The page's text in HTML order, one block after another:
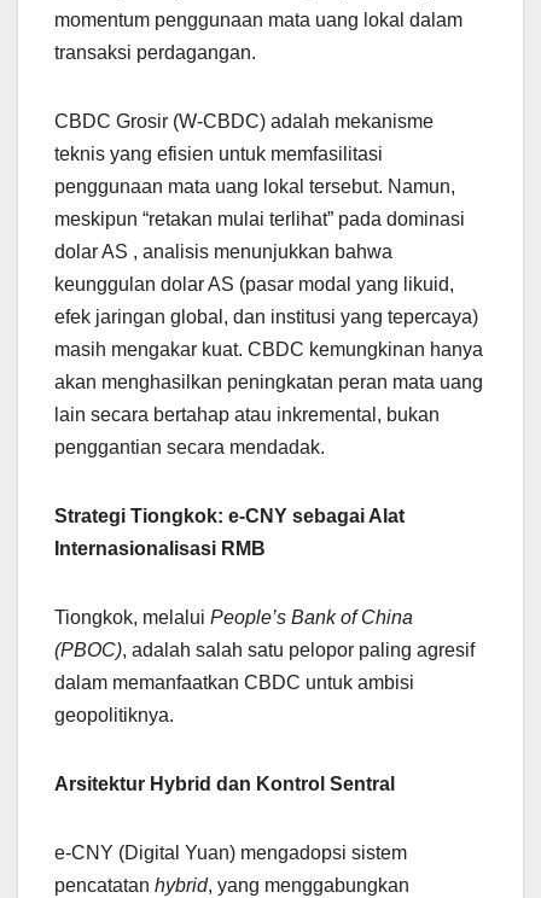
momentum penggunaan mata uang lokal dalam
transaksi perdagangan.
CBDC Grosir (W-CBDC) adalah mekanisme
teknis yang efisien untuk memfasilitasi
penggunaan mata uang lokal tersebut. Namun,
meskipun “retakan mulai terlihat” pada dominasi
dolar AS , analisis menunjukkan bahwa
keunggulan dolar AS (pasar modal yang likuid,
efek jaringan global, dan institusi yang tepercaya)
masih mengakar kuat. CBDC kemungkinan hanya
akan menghasilkan peningkatan peran mata uang
lain secara bertahap atau inkremental, bukan
penggantian secara mendadak.
Strategi Tiongkok: e-CNY sebagai Alat
Internasionalisasi RMB
Tiongkok, melalui People’s Bank of China
(PBOC), adalah salah satu pelopor paling agresif
dalam memanfaatkan CBDC untuk ambisi
geopolitiknya.
Arsitektur Hybrid dan Kontrol Sentral
e-CNY (Digital Yuan) mengadopsi sistem
pencatatan hybrid, yang menggabungkan